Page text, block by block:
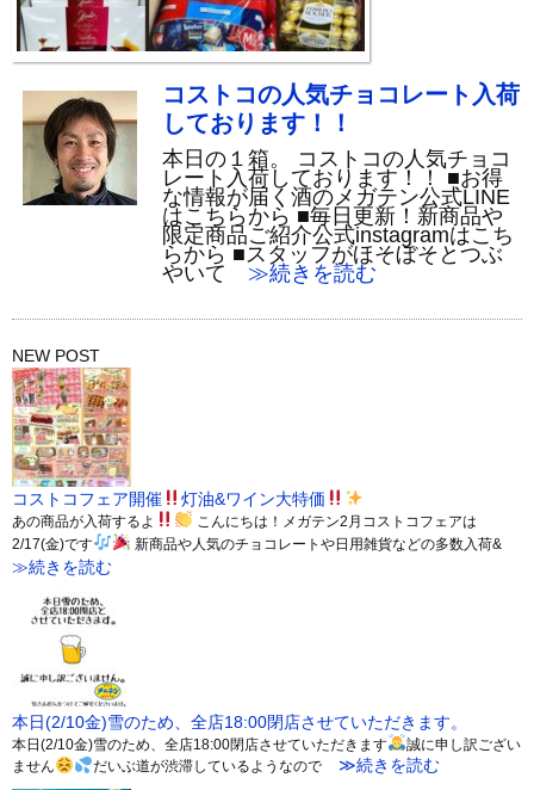
コストコの人気チョコレート入荷
しております！！
本日の１箱。 コストコの人気チョコ
レート入荷しております！！ ■お得
な情報が届く酒のメガテン公式LINE
はこちらから ■毎日更新！新商品や
限定商品ご紹介公式instagramはこち
らから ■スタッフがほそぼそとつぶ
やいて ≫続きを読む
NEW POST
コストコフェア開催 灯油&ワイン大特価
あの商品が入荷するよ
こんにちは！メガテン2月コストコフェアは
2/17(金)です
新商品や人気のチョコレートや日用雑貨などの多数入荷&
≫続きを読む
本日(2/10金)雪のため、全店18:00閉店させていただきます。
本日(2/10金)雪のため、全店18:00閉店させていただきます
誠に申し訳ござい
ません
だいぶ道が渋滞しているようなので≫続きを読む